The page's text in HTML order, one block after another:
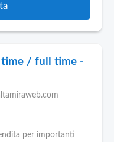
/ full time -
per importanti